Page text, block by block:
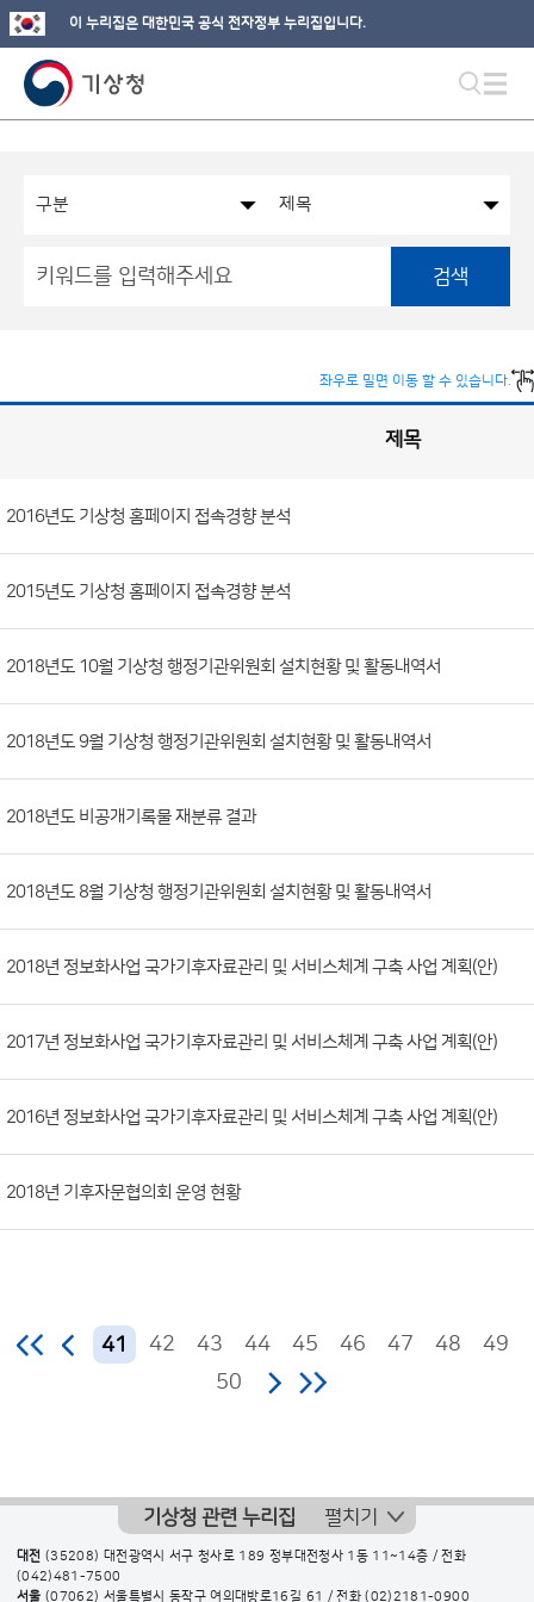
이 누리집은 대한민국 공식 전자정부 누리집입니다.
검색
좌우로 밀면 이동 할 수 있습니다.
공
개
정
보
목
록
류,
첨
부
일,
조
회
제목
2016년도 기상청 홈페이지 접속경향 분석
2015년도 기상청 홈페이지 접속경향 분석
2018년도 10월 기상청 행정기관위원회 설치현황 및 활동내역서
2018년도 9월 기상청 행정기관위원회 설치현황 및 활동내역서
2018년도 비공개기록물 재분류 결과
2018년도 8월 기상청 행정기관위원회 설치현황 및 활동내역서
2018년 정보화사업 국가기후자료관리 및 서비스체계 구축 사업 계획(안)
2017년 정보화사업 국가기후자료관리 및 서비스체계 구축 사업 계획(안)
2016년 정보화사업 국가기후자료관리 및 서비스체계 구축 사업 계획(안)
2018년 기후자문협의회 운영 현황
41 42 43 44 45 46 47 48
49
50
기상청 관련 누리집 펼치기
대전 (35208) 대전광역시 서구 청사로 189 정부대전청사 1동 11~14층 / 전화
(042)481-7500
서울 (07062) 서울특별시 동작구 여의대방로16길 61 / 전화(02)2181-0900